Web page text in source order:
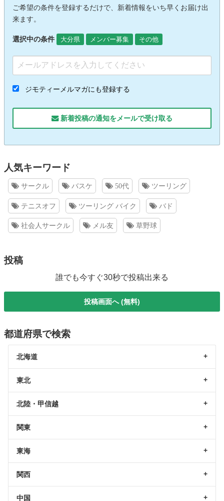
ご希望の条件を登録するだけで、新着情報をいち早くお届け出
来ます。
選択中の条件 大分県 メンバー募集 その他
ジモティーメルマガにも登録する
新着投稿の通知をメールで受け取る
人気キーワード
サークル バスケ 50代 ツーリング
テニスオフ ツーリング バイク バド
社会人サークル メル友 草野球
投稿
誰でも今すぐ30秒で投稿出来る
投稿画面へ (無料)
都道府県で検索
北海道
東北
北陸・甲信越
関東
東海
関西
中国